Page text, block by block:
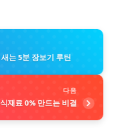
는 5분 장보기 루틴
다음
재료 0% 만드는 비결